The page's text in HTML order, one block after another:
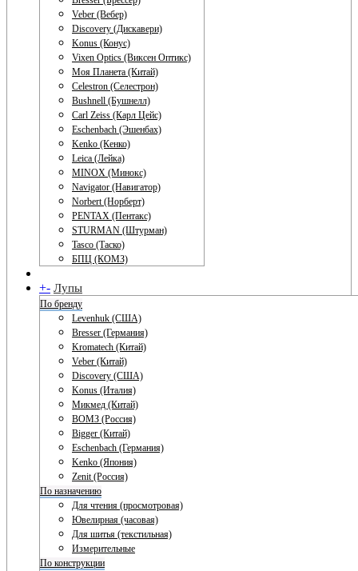
Veber (Вебер)
Discovery (Дискавери)
Konus (Конус)
Vixen Optics (Виксен Оптикс)
Моя Планета (Китай)
Celestron (Селестрон)
Bushnell (Бушнелл)
Carl Zeiss (Карл Цейс)
Eschenbach (Эшенбах)
Kenko (Кенко)
Leica (Лейка)
MINOX (Минокс)
Navigator (Навигатор)
Norbert (Норберт)
PENTAX (Пентакс)
STURMAN (Штурман)
Tasco (Таско)
БПЦ (КОМЗ)
+- Лупы
По бренду
Levenhuk (США)
Bresser (Германия)
Kromatech (Китай)
Veber (Китай)
Discovery (США)
Konus (Италия)
Микмед (Китай)
ВОМЗ (Россия)
Bigger (Китай)
Eschenbach (Германия)
Kenko (Япония)
Zenit (Россия)
По назначению
Для чтения (просмотровая)
Ювелирная (часовая)
Для шитья (текстильная)
Измерительные
По конструкции